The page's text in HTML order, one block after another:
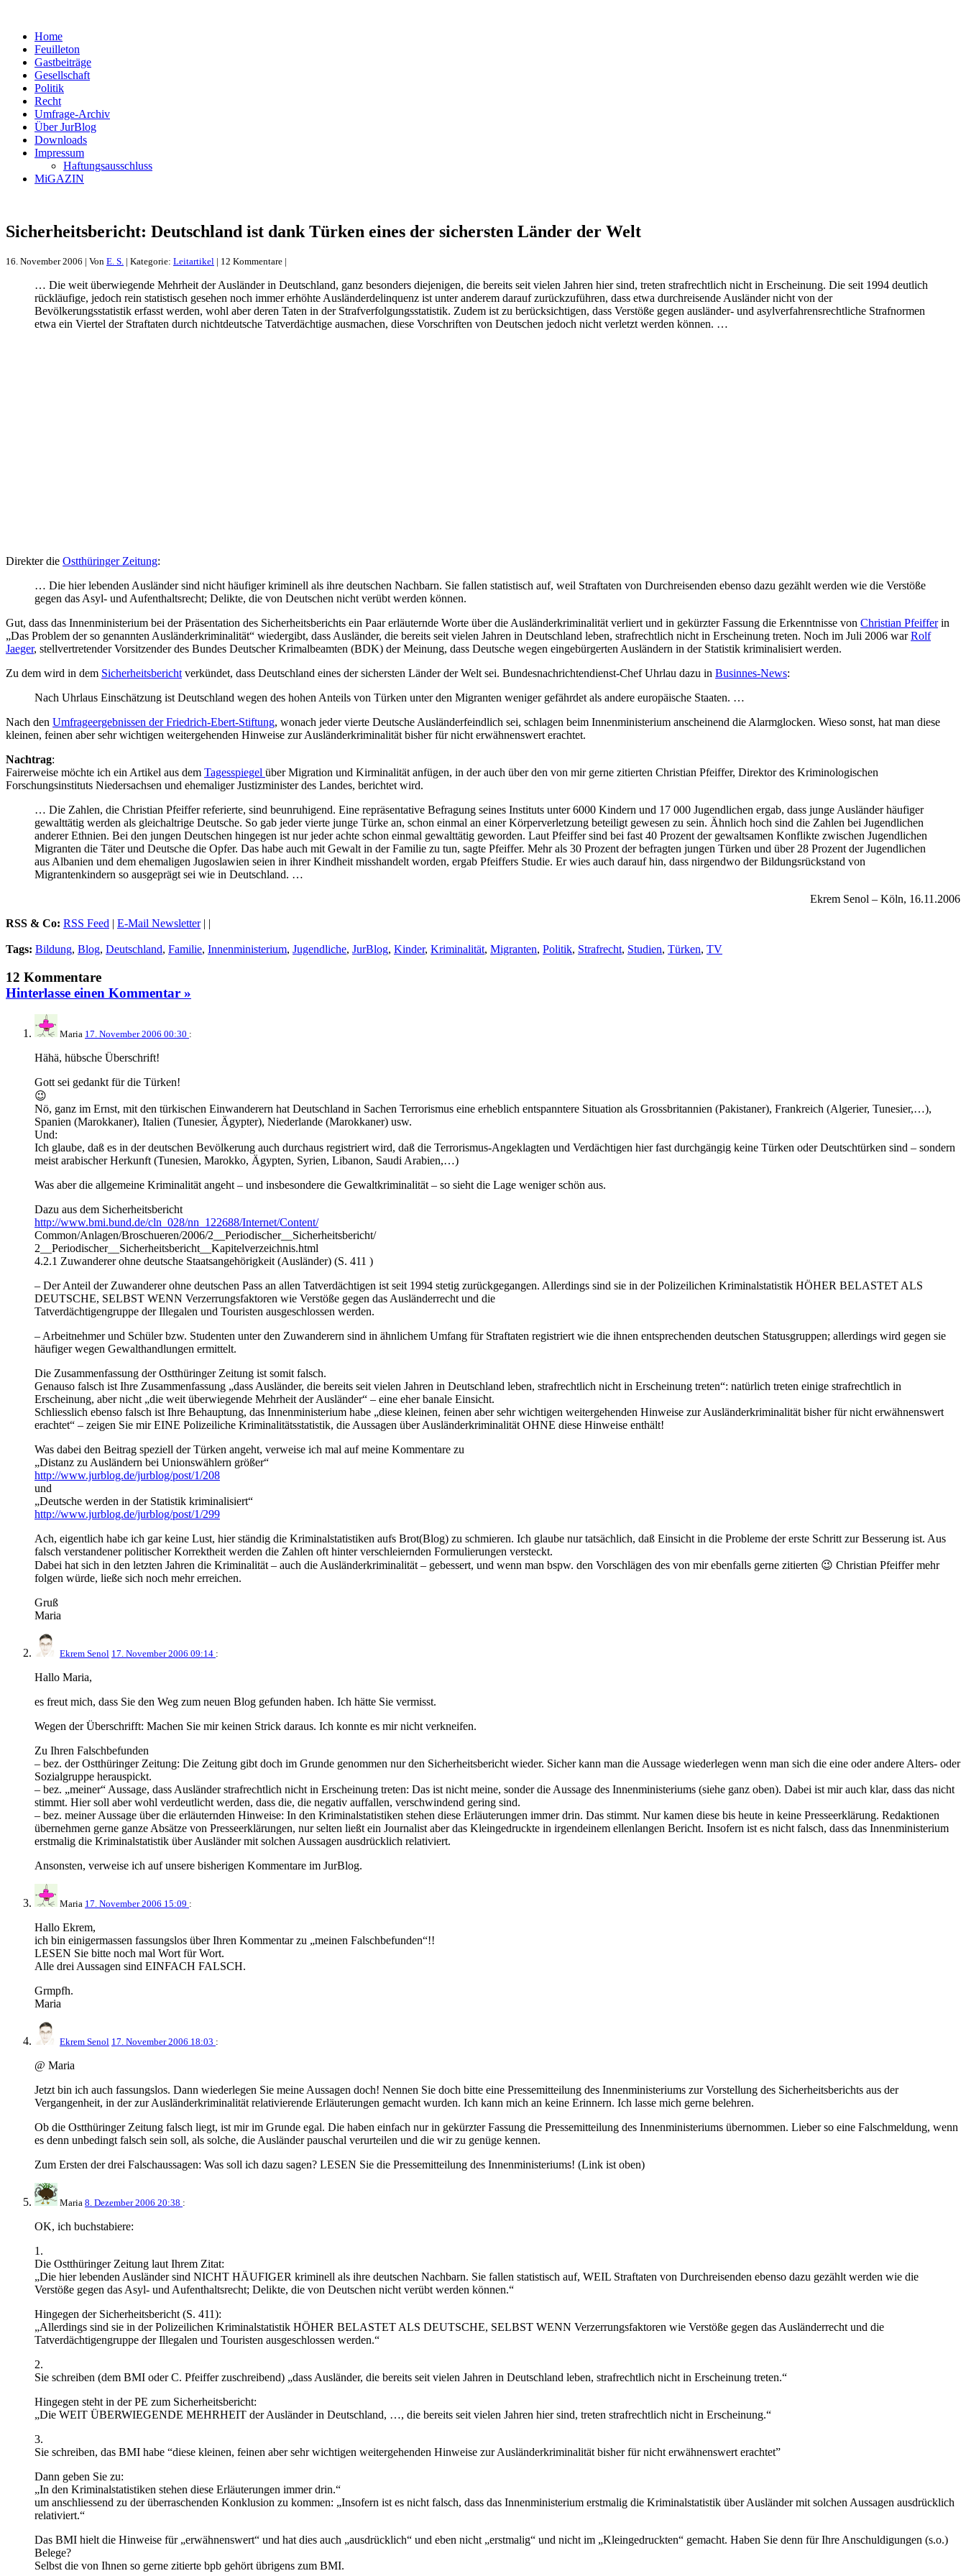
Home
Feuilleton
Gastbeiträge
Gesellschaft
Politik
Recht
Umfrage-Archiv
Über JurBlog
Downloads
Impressum
Haftungsausschluss
MiGAZIN
Sicherheitsbericht: Deutschland ist dank Türken eines der sichersten Länder der Welt
16. November 2006 | Von E. S. | Kategorie: Leitartikel | 12 Kommentare |
… Die weit überwiegende Mehrheit der Ausländer in Deutschland, ganz besonders diejenigen, die bereits seit vielen Jahren hier sind, treten strafrechtlich nicht in Erscheinung. Die seit 1994 deutlich
rückläufige, jedoch rein statistisch gesehen noch immer erhöhte Ausländerdelinquenz ist unter anderem darauf zurückzuführen, dass etwa durchreisende Ausländer nicht von der
Bevölkerungsstatistik erfasst werden, wohl aber deren Taten in der Strafverfolgungsstatistik. Zudem ist zu berücksichtigen, dass Verstöße gegen ausländer- und asylverfahrensrechtliche Strafnormen
etwa ein Viertel der Straftaten durch nichtdeutsche Tatverdächtige ausmachen, diese Vorschriften von Deutschen jedoch nicht verletzt werden können. …
Direkter die Ostthüringer Zeitung:
… Die hier lebenden Ausländer sind nicht häufiger kriminell als ihre deutschen Nachbarn. Sie fallen statistisch auf, weil Straftaten von Durchreisenden ebenso dazu gezählt werden wie die Verstöße
gegen das Asyl- und Aufenthaltsrecht; Delikte, die von Deutschen nicht verübt werden können.
Gut, dass das Innenministerium bei der Präsentation des Sicherheitsberichts ein Paar erläuternde Worte über die Ausländerkriminalität verliert und in gekürzter Fassung die Erkenntnisse von Christian Pfeifferin
„Das Problem der so genannten Ausländerkriminalität“ wiedergibt, dass Ausländer, die bereits seit vielen Jahren in Deutschland leben, strafrechtlich nicht in Erscheinung treten. Noch im Juli 2006 warRolf
Jaeger, stellvertretender Vorsitzender des Bundes Deutscher Krimalbeamten (BDK) der Meinung, dass Deutsche wegen eingebürgerten Ausländern in der Statistik kriminalisiert werden.
Zu dem wird in dem Sicherheitsbericht verkündet, dass Deutschland eines der sichersten Länder der Welt sei. Bundesnachrichtendienst-Chef Uhrlau dazu in Businnes-News:
Nach Uhrlaus Einschätzung ist Deutschland wegen des hohen Anteils von Türken unter den Migranten weniger gefährdet als andere europäische Staaten. …
Nach den Umfrageergebnissen der Friedrich-Ebert-Stiftung, wonach jeder vierte Deutsche Ausländerfeindlich sei, schlagen beim Innenministerium anscheinend die Alarmglocken. Wieso sonst, hat man diese
kleinen, feinen aber sehr wichtigen weitergehenden Hinweise zur Ausländerkriminalität bisher für nicht erwähnenswert erachtet.
Nachtrag:
Fairerweise möchte ich ein Artikel aus dem Tagesspiegel über Migration und Kirminalität anfügen, in der auch über den von mir gerne zitierten Christian Pfeiffer, Direktor des Kriminologischen
Forschungsinstituts Niedersachsen und ehemaliger Justizminister des Landes, berichtet wird.
… Die Zahlen, die Christian Pfeiffer referierte, sind beunruhigend. Eine repräsentative Befragung seines Instituts unter 6000 Kindern und 17 000 Jugendlichen ergab, dass junge Ausländer häufiger
gewalttätig werden als gleichaltrige Deutsche. So gab jeder vierte junge Türke an, schon einmal an einer Körperverletzung beteiligt gewesen zu sein. Ähnlich hoch sind die Zahlen bei Jugendlichen
anderer Ethnien. Bei den jungen Deutschen hingegen ist nur jeder achte schon einmal gewalttätig geworden. Laut Pfeiffer sind bei fast 40 Prozent der gewaltsamen Konflikte zwischen Jugendlichen
Migranten die Täter und Deutsche die Opfer. Das habe auch mit Gewalt in der Familie zu tun, sagte Pfeiffer. Mehr als 30 Prozent der befragten jungen Türken und über 28 Prozent der Jugendlichen
aus Albanien und dem ehemaligen Jugoslawien seien in ihrer Kindheit misshandelt worden, ergab Pfeiffers Studie. Er wies auch darauf hin, dass nirgendwo der Bildungsrückstand von
Migrantenkindern so ausgeprägt sei wie in Deutschland. …
Ekrem Senol – Köln, 16.11.2006
RSS & Co: RSS Feed | E-Mail Newsletter| |
Tags: Bildung, Blog, Deutschland, Familie, Innenministerium, Jugendliche, JurBlog, Kinder, Kriminalität, Migranten, Politik, Strafrecht, Studien, Türken, TV
12 Kommentare
Hinterlasse einen Kommentar »
Maria 17. November 2006 00:30 :
Hähä, hübsche Überschrift!
Gott sei gedankt für die Türken!
😉
Nö, ganz im Ernst, mit den türkischen Einwanderern hat Deutschland in Sachen Terrorismus eine erheblich entspanntere Situation als Grossbritannien (Pakistaner), Frankreich (Algerier, Tunesier,…),
Spanien (Marokkaner), Italien (Tunesier, Ägypter), Niederlande (Marokkaner) usw.
Und:
Ich glaube, daß es in der deutschen Bevölkerung auch durchaus registriert wird, daß die Terrorismus-Angeklagten und Verdächtigen hier fast durchgängig keine Türken oder Deutschtürken sind – sondern
meist arabischer Herkunft (Tunesien, Marokko, Ägypten, Syrien, Libanon, Saudi Arabien,…)
Was aber die allgemeine Kriminalität angeht – und insbesondere die Gewaltkriminalität – so sieht die Lage weniger schön aus.
Dazu aus dem Sicherheitsbericht
http://www.bmi.bund.de/cln_028/nn_122688/Internet/Content/
Common/Anlagen/Broschueren/2006/2__Periodischer__Sicherheitsbericht/
2__Periodischer__Sicherheitsbericht__Kapitelverzeichnis.html
4.2.1 Zuwanderer ohne deutsche Staatsangehörigkeit (Ausländer) (S. 411 )
– Der Anteil der Zuwanderer ohne deutschen Pass an allen Tatverdächtigen ist seit 1994 stetig zurückgegangen. Allerdings sind sie in der Polizeilichen Kriminalstatistik HÖHER BELASTET ALS
DEUTSCHE, SELBST WENN Verzerrungsfaktoren wie Verstöße gegen das Ausländerrecht und die
Tatverdächtigengruppe der Illegalen und Touristen ausgeschlossen werden.
– Arbeitnehmer und Schüler bzw. Studenten unter den Zuwanderern sind in ähnlichem Umfang für Straftaten registriert wie die ihnen entsprechenden deutschen Statusgruppen; allerdings wird gegen sie
häufiger wegen Gewalthandlungen ermittelt.
Die Zusammenfassung der Ostthüringer Zeitung ist somit falsch.
Genauso falsch ist Ihre Zusammenfassung „dass Ausländer, die bereits seit vielen Jahren in Deutschland leben, strafrechtlich nicht in Erscheinung treten“: natürlich treten einige strafrechtlich in
Erscheinung, aber nicht „die weit überwiegende Mehrheit der Ausländer“ – eine eher banale Einsicht.
Schliesslich ebenso falsch ist Ihre Behauptung, das Innenministerium habe „diese kleinen, feinen aber sehr wichtigen weitergehenden Hinweise zur Ausländerkriminalität bisher für nicht erwähnenswert
erachtet“ – zeigen Sie mir EINE Polizeiliche Kriminalitätsstatistik, die Aussagen über Ausländerkriminalität OHNE diese Hinweise enthält!
Was dabei den Beitrag speziell der Türken angeht, verweise ich mal auf meine Kommentare zu
„Distanz zu Ausländern bei Unionswählern größer“
http://www.jurblog.de/jurblog/post/1/208
und
„Deutsche werden in der Statistik kriminalisiert“
http://www.jurblog.de/jurblog/post/1/299
Ach, eigentlich habe ich gar keine Lust, hier ständig die Kriminalstatistiken aufs Brot(Blog) zu schmieren. Ich glaube nur tatsächlich, daß Einsicht in die Probleme der erste Schritt zur Besserung ist. Aus
falsch verstandener politischer Korrektheit werden die Zahlen oft hinter verschleiernden Formulierungen versteckt.
Dabei hat sich in den letzten Jahren die Kriminalität – auch die Ausländerkriminalität – gebessert, und wenn man bspw. den Vorschlägen des von mir ebenfalls gerne zitierten 😉 Christian Pfeiffer mehr
folgen würde, ließe sich noch mehr erreichen.
Gruß
Maria
Ekrem Senol 17. November 2006 09:14 :
Hallo Maria,
es freut mich, dass Sie den Weg zum neuen Blog gefunden haben. Ich hätte Sie vermisst.
Wegen der Überschrifft: Machen Sie mir keinen Strick daraus. Ich konnte es mir nicht verkneifen.
Zu Ihren Falschbefunden
– bez. der Ostthüringer Zeitung: Die Zeitung gibt doch im Grunde genommen nur den Sicherheitsbericht wieder. Sicher kann man die Aussage wiederlegen wenn man sich die eine oder andere Alters- oder
Sozialgruppe herauspickt.
– bez. „meiner“ Aussage, dass Ausländer strafrechtlich nicht in Erscheinung treten: Das ist nicht meine, sonder die Aussage des Innenministeriums (siehe ganz oben). Dabei ist mir auch klar, dass das nicht
stimmt. Hier soll aber wohl verdeutlicht werden, dass die, die negativ auffallen, verschwindend gering sind.
– bez. meiner Aussage über die erläuternden Hinweise: In den Kriminalstatistiken stehen diese Erläuterungen immer drin. Das stimmt. Nur kamen diese bis heute in keine Presseerklärung. Redaktionen
übernehmen gerne ganze Absätze von Presseerklärungen, nur selten ließt ein Journalist aber das Kleingedruckte in irgendeinem ellenlangen Bericht. Insofern ist es nicht falsch, dass das Innenministerium
erstmalig die Kriminalstatistik über Ausländer mit solchen Aussagen ausdrücklich relativiert.
Ansonsten, verweise ich auf unsere bisherigen Kommentare im JurBlog.
Maria 17. November 2006 15:09 :
Hallo Ekrem,
ich bin einigermassen fassungslos über Ihren Kommentar zu „meinen Falschbefunden“!!
LESEN Sie bitte noch mal Wort für Wort.
Alle drei Aussagen sind EINFACH FALSCH.
Grmpfh.
Maria
Ekrem Senol 17. November 2006 18:03 :
@ Maria
Jetzt bin ich auch fassungslos. Dann wiederlegen Sie meine Aussagen doch! Nennen Sie doch bitte eine Pressemitteilung des Innenministeriums zur Vorstellung des Sicherheitsberichts aus der
Vergangenheit, in der zur Ausländerkriminalität relativierende Erläuterungen gemacht wurden. Ich kann mich an keine Erinnern. Ich lasse mich gerne belehren.
Ob die Ostthüringer Zeitung falsch liegt, ist mir im Grunde egal. Die haben einfach nur in gekürzter Fassung die Pressemitteilung des Innenministeriums übernommen. Lieber so eine Falschmeldung, wenn
es denn unbedingt falsch sein soll, als solche, die Ausländer pauschal verurteilen und die wir zu genüge kennen.
Zum Ersten der drei Falschaussagen: Was soll ich dazu sagen? LESEN Sie die Pressemitteilung des Innenministeriums! (Link ist oben)
Maria 8. Dezember 2006 20:38 :
OK, ich buchstabiere:
1.
Die Ostthüringer Zeitung laut Ihrem Zitat:
„Die hier lebenden Ausländer sind NICHT HÄUFIGER kriminell als ihre deutschen Nachbarn. Sie fallen statistisch auf, WEIL Straftaten von Durchreisenden ebenso dazu gezählt werden wie die
Verstöße gegen das Asyl- und Aufenthaltsrecht; Delikte, die von Deutschen nicht verübt werden können.“
Hingegen der Sicherheitsbericht (S. 411):
„Allerdings sind sie in der Polizeilichen Kriminalstatistik HÖHER BELASTET ALS DEUTSCHE, SELBST WENN Verzerrungsfaktoren wie Verstöße gegen das Ausländerrecht und die
Tatverdächtigengruppe der Illegalen und Touristen ausgeschlossen werden.“
2.
Sie schreiben (dem BMI oder C. Pfeiffer zuschreibend) „dass Ausländer, die bereits seit vielen Jahren in Deutschland leben, strafrechtlich nicht in Erscheinung treten.“
Hingegen steht in der PE zum Sicherheitsbericht:
„Die WEIT ÜBERWIEGENDE MEHRHEIT der Ausländer in Deutschland, …, die bereits seit vielen Jahren hier sind, treten strafrechtlich nicht in Erscheinung.“
3.
Sie schreiben, das BMI habe “diese kleinen, feinen aber sehr wichtigen weitergehenden Hinweise zur Ausländerkriminalität bisher für nicht erwähnenswert erachtet”
Dann geben Sie zu:
„In den Kriminalstatistiken stehen diese Erläuterungen immer drin.“
um anschliessend zu der überraschenden Konklusion zu kommen: „Insofern ist es nicht falsch, dass das Innenministerium erstmalig die Kriminalstatistik über Ausländer mit solchen Aussagen ausdrücklich
relativiert.“
Das BMI hielt die Hinweise für „erwähnenswert“ und hat dies auch „ausdrücklich“ und eben nicht „erstmalig“ und nicht im „Kleingedruckten“ gemacht. Haben Sie denn für Ihre Anschuldigungen (s.o.)
Belege?
Selbst die von Ihnen so gerne zitierte bpb gehört übrigens zum BMI.